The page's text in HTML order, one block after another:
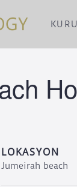
LOKASYON
Jumeirah beach